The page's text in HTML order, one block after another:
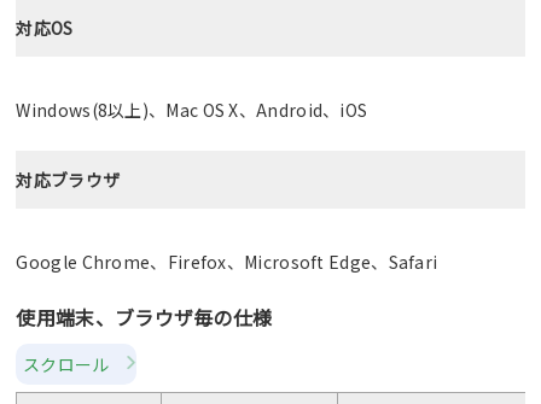
対応OS
Windows(8以上)、Mac OS X、Android、iOS
対応ブラウザ
Google Chrome、Firefox、Microsoft Edge、Safari
使用端末、ブラウザ毎の仕様
スクロール